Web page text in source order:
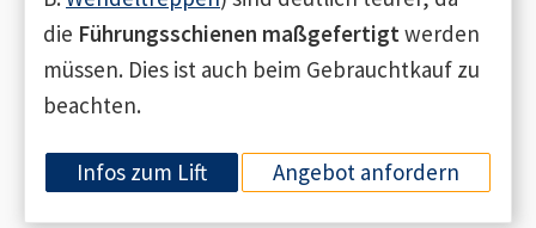
die Führungsschienen maßgefertigtwerden
müssen. Dies ist auch beim Gebrauchtkauf zu
beachten.
Infos zum Lift Angebot anfordern